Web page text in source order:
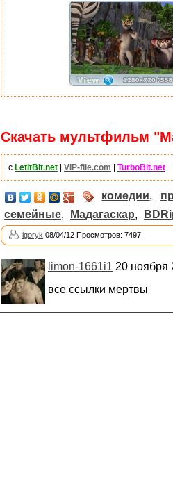
Скачать мультфильм
с LetItBit.net VIP-file.com TurboBit.net
комедии,
семейные, Мадагаскар,
igoryk 08/04/12 Просмотров: 7497
limon-1661i1 20 ноября
все ссылки мертвы